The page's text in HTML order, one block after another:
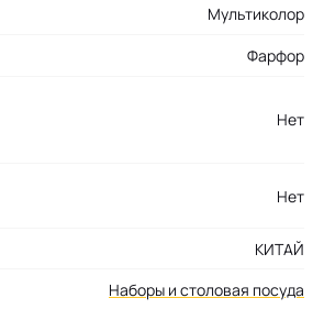
Мультиколор
Фарфор
Нет
Нет
КИТАЙ
Наборы и столовая посуда